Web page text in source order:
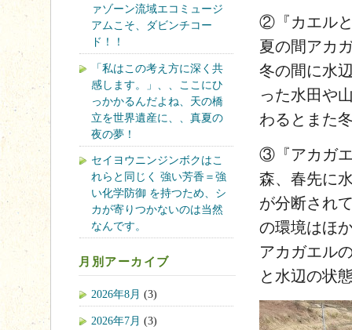
②『カエル
夏の間アカ
冬の間に水
った水田や
わるとまた
③『アカガ
森、春先に
が分断され
の環境はほ
アカガエル
と水辺の状
ァゾーン流域エコミュージ
アムこそ、ダビンチコー
ド！！
「私はこの考え方に深く共
感します。」、、ここにひ
っかかるんだよね、天の橋
立を世界遺産に、、真夏の
夜の夢！
セイヨウニンジンボクはこ
れらと同じく 強い芳香＝強
い化学防御 を持つため、シ
カが寄りつかないのは当然
なんです。
月別アーカイブ
2026年8月 (3)
2026年7月 (3)